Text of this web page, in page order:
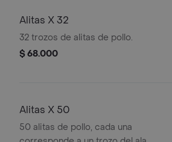
Alitas X 32
32 trozos de alitas de pollo.
$ 68.000
Alitas X 50
50 alitas de pollo, cada una